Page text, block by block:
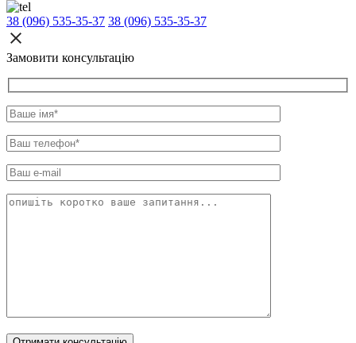
38 (096) 535-35-37 38 (096) 535-35-37
Замовити консультацію